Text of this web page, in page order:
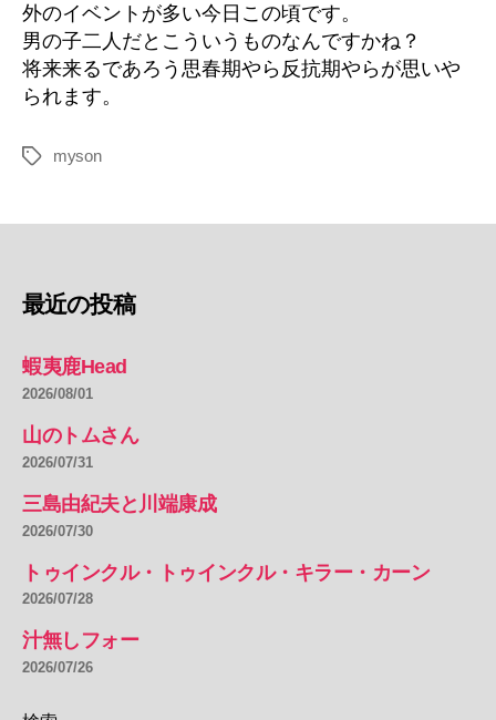
外のイベントが多い今日この頃です。
男の子二人だとこういうものなんですかね？
将来来るであろう思春期やら反抗期やらが思いや
られます。
タ
myson
最近の投稿
蝦夷鹿Head
2026/08/01
山のトムさん
2026/07/31
三島由紀夫と川端康成
2026/07/30
トゥインクル・トゥインクル・キラー・カーン
2026/07/28
汁無しフォー
2026/07/26